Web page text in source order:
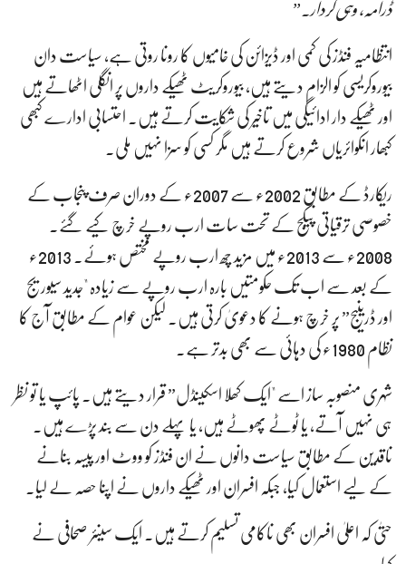
ڈرامہ، وہی کردار۔”
انتظامیہ فنڈز کی کمی اور ڈیزائن کی خامیوں کا رونا روتی ہے، سیاست دان
بیوروکریسی کو الزام دیتے ہیں، بیوروکریٹ ٹھیکے داروں پر انگلی اٹھاتے ہیں
اور ٹھیکے دار ادائیگی میں تاخیر کی شکایت کرتے ہیں۔ احتسابی ادارے کبھی
کبھار انکوائریاں شروع کرتے ہیں مگر کسی کو سزا نہیں ملی۔
ریکارڈ کے مطابق 2002ء سے 2007ء کے دوران صرف پنجاب کے
خصوصی ترقیاتی پیکج کے تحت سات ارب روپے خرچ کیے گئے۔
2008ء سے 2013ء میں مزید چھ ارب روپے مختص ہوئے۔ 2013ء
کے بعد سے اب تک حکومتیں بارہ ارب روپے سے زیادہ "جدید سیوریج
اور ڈرینیج” پر خرچ ہونے کا دعویٰ کرتی ہیں۔ لیکن عوام کے مطابق آج کا
نظام 1980ء کی دہائی سے بھی بدتر ہے۔
شہری منصوبہ ساز اسے "ایک کھلا اسکینڈل” قرار دیتے ہیں۔ پائپ یا تو نظر
ہی نہیں آتے، یا ٹوٹے پھوٹے ہیں، یا پہلے دن سے بند پڑے ہیں۔
ناقدین کے مطابق سیاست دانوں نے ان فنڈز کو ووٹ اور پیسہ بنانے
کے لیے استعمال کیا، جبکہ افسران اور ٹھیکے داروں نے اپنا حصہ لے لیا۔
حتیٰ کہ اعلیٰ افسران بھی ناکامی تسلیم کرتے ہیں۔ ایک سینئر صحافی نے